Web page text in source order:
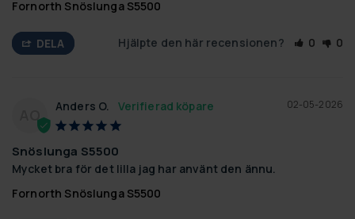
Fornorth Snöslunga S5500
DELA Hjälpte den här recensionen? 0 0
AO
02-05-2026
Anders O.
Snöslunga S5500
Mycket bra för det lilla jag har använt den ännu.
Fornorth Snöslunga S5500